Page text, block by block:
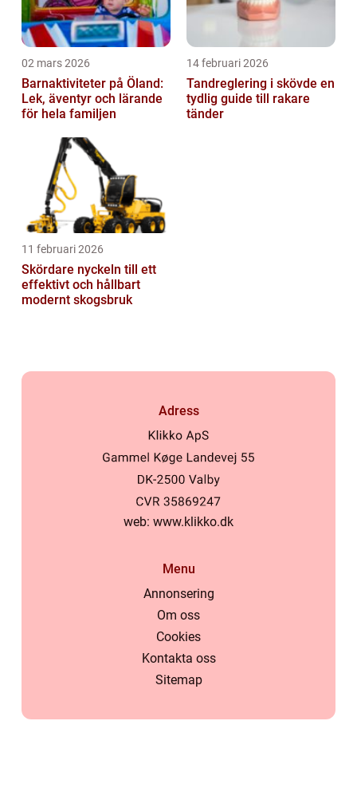
02 mars 2026
Barnaktiviteter på Öland:
Lek, äventyr och lärande
för hela familjen
14 februari 2026
Tandreglering i skövde en
tydlig guide till rakare
tänder
11 februari 2026
Skördare nyckeln till ett
effektivt och hållbart
modernt skogsbruk
Adress
web: www.klikko.dk
Menu
Annonsering
Om oss
Cookies
Kontakta oss
Sitemap